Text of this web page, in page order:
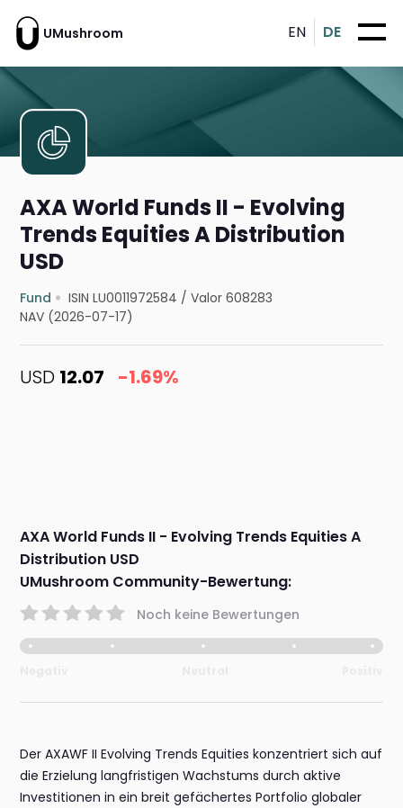
UMushroom EN DE
AXA World Funds II - Evolving
Trends Equities A Distribution
USD
Fund ISIN LU0011972584 /Valor 608283
NAV (2026-07-17)
USD 12.07 -1.69%
AXA World Funds II - Evolving Trends Equities A
Distribution USD
UMushroom Community-Bewertung:
Noch keine Bewertungen
Der AXAWF II Evolving Trends Equities konzentriert sich auf
die Erzielung langfristigen Wachstums durch aktive
Investitionen in ein breit gefächertes Portfolio globaler